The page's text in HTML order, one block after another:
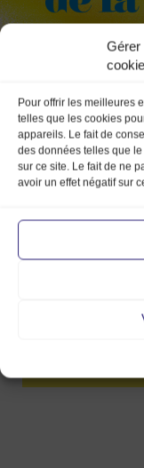
Gérer
Pour offrir les meilleures
telles que les cookies
appareils. Le fait de
des données telles que
sur ce site. Le fait de ne
avoir un effet négatif sur
My
Post
28 Juin 2021